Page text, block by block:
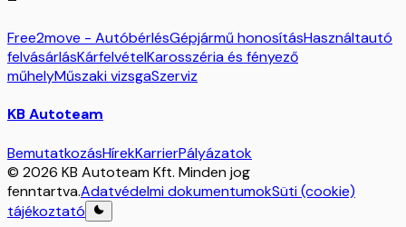
Free2move - AutóbérlésGépjármű honosításHasználtautó
felvásárlásKárfelvételKarosszéria és fényező
műhelyMűszaki vizsgaSzerviz
KB Autoteam
BemutatkozásHírekKarrierPályázatok
© 2026 KB Autoteam Kft. Minden jog
fenntartva.Adatvédelmi dokumentumokSüti (cookie)
tájékoztató